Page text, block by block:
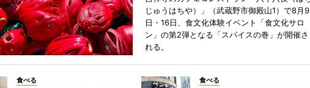
じゅうはちや）」（武蔵野市御殿山1）で8月9
日・16日、食文化体験イベント「食文化サロ
ン」の第2弾となる「スパイスの巻」が開催さ
れる。
食べる 食べる